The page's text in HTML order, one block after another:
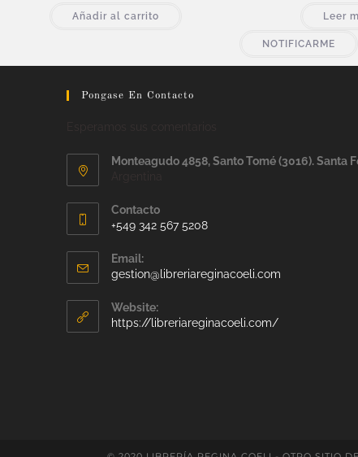
Añadir al carrito Leer
NOTIFICARME
Pongase En Contacto
Monteagudo 4858, Santo Tomé (3016). Santa
Contacto
+549 342 567 5208
Email:
gestion@libreriareginacoeli.com
Website:
https://libreriareginacoeli.com/